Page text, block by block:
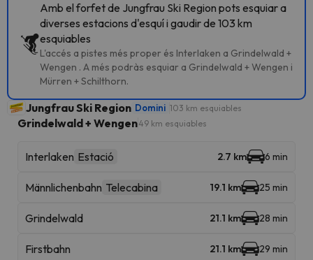
Amb el forfet de Jungfrau Ski Region pots esquiar a
diverses estacions d'esquí i gaudir de 103 km
esquiables
L'accés a pistes més proper és Interlaken a Grindelwald +
Wengen . A més podràs esquiar a Grindelwald + Wengen i
Mürren + Schilthorn.
Jungfrau Ski Region Domini 103 km esquiables
Grindelwald + Wengen49 km esquiables
Interlaken Estació 2.7 km 6 min
Männlichenbahn Telecabina 19.1 km 25 min
Grindelwald 21.1 km 28 min
Firstbahn 21.1 km 29 min